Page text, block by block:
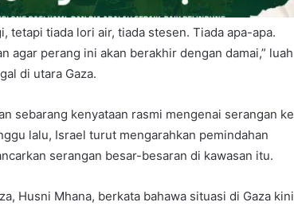
tetapi tiada lori air, tiada stesen. Tiada apa-apa.
agar perang ini akan berakhir dengan damai,” luah
di utara Gaza.
sebarang kenyataan rasmi mengenai serangan ke
lalu, Israel turut mengarahkan pemindahan
serangan besar-besaran di kawasan itu.
Husni Mhana, berkata bahawa situasi di Gaza kini